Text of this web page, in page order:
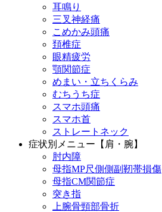
耳鳴り
三叉神経痛
こめかみ頭痛
頚椎症
眼精疲労
顎関節症
めまい・立ちくらみ
むちうち症
スマホ頭痛
スマホ首
ストレートネック
症状別メニュー【肩・腕】
肘内障
母指MP尺側側副靭帯損傷
母指CM関節症
突き指
上腕骨頸部骨折